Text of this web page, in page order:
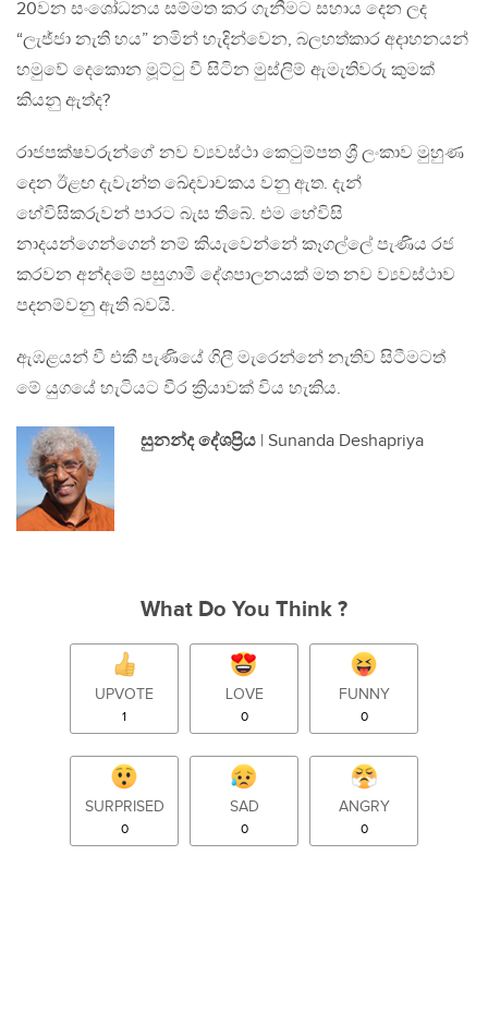
20වන සංශෝධනය සම්මත කර ගැනීමට සහාය දෙන ලද
“ලැජ්ජා නැති හය” නමින් හැදින්වෙන, බලහත්කාර අදාහනයන්
හමුවේ දෙකොන මූට්ටු වී සිටින මුස්ලිම් ඇමැතිවරු කුමක්
කියනු ඇත්ද?
රාජපක්ෂවරුන්ගේ නව ව්‍යවස්ථා කෙටුම්පත ශ්‍රී ලංකාව මුහුණ
දෙන ඊළඟ දැවැන්ත ඛේදවාචකය වනු ඇත. දැන්
හේවිසිකරුවන් පාරට බැස තිබේ. එම හේවිසි
නාදයන්ගෙන්ගෙන් නම් කියැවෙන්නේ කෑගල්ලේ පැණිය රජ
කරවන අන්දමේ පසුගාමී දේශපාලනයක් මත නව ව්‍යවස්ථාව
පදනම්වනු ඇති බවයි.
ඇඹළයන් වී එකී පැණියේ ගිලී මැරෙන්නේ නැතිව සිටීමටත්
මේ යුගයේ හැටියට වීර ක්‍රියාවක් විය හැකිය.
සුනන්ද දේශප්‍රිය | Sunanda Deshapriya
What Do You Think ?
UPVOTE
1
LOVE
0
FUNNY
0
SURPRISED
0
SAD
0
ANGRY
0